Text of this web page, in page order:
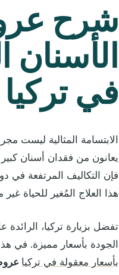
شرح
الأسنان
في تركيا
الابتسامة المثالية ليست
يعانون من فقدان أسنان
فإن التكاليف المرتفعة في
هذا العلاج المُغير للحياة غير
تفضل بزيارة تركيا،
الجودة بأسعار مميزة. في
بأسعار معقولة في تركيا